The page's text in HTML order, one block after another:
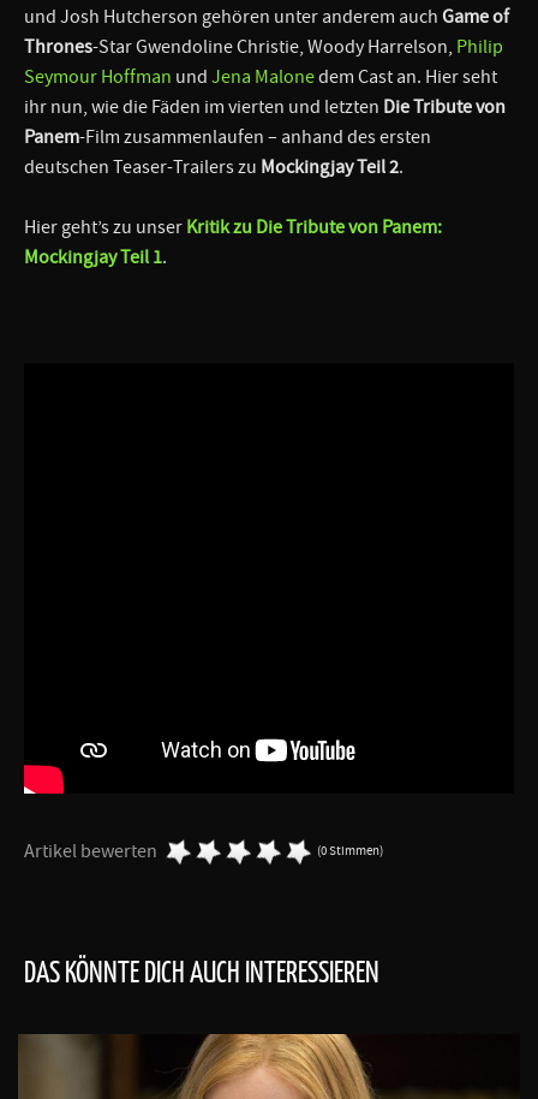
und Josh Hutcherson gehören unter anderem auch Game of
Thrones-Star Gwendoline Christie, Woody Harrelson, Philip
Seymour Hoffman und Jena Malonedem Cast an. Hier seht
ihr nun, wie die Fäden im vierten und letzten Die Tribute von
Panem-Film zusammenlaufen – anhand des ersten
deutschen Teaser-Trailers zu Mockingjay Teil 2.
Hier geht’s zu unser Kritik zu Die Tribute von Panem:
Mockingjay Teil 1.
Artikel bewerten (0 Stimmen)
DAS KÖNNTE DICH AUCH INTERESSIEREN